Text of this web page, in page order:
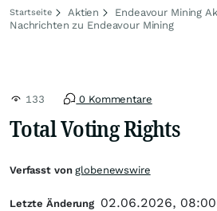
Startseite Aktien
Endeavour Mining
Nachrichten zu Endeavour Mining
133 0 Kommentare
Total Voting Rights
Verfasst vonglobenewswire
Letzte Änderung 02.06.2026, 08:00